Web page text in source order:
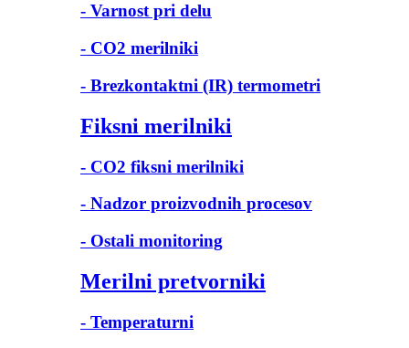
- Varnost pri delu
- CO2 merilniki
- Brezkontaktni (IR) termometri
Fiksni merilniki
- CO2 fiksni merilniki
- Nadzor proizvodnih procesov
- Ostali monitoring
Merilni pretvorniki
- Temperaturni